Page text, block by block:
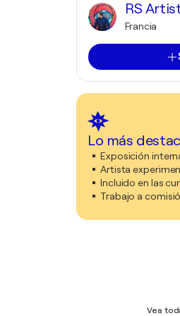
RS
Francia
Lo más
Exposición
Artista
Incluido en las
Trabajo a
Vea